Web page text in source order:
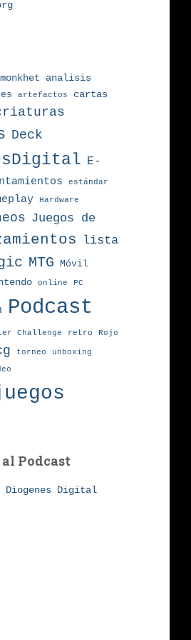
analisis
artefactos cartas
Deck
E-
estándar
Hardware
Juegos de
lista
MTG Móvil
online PC
Podcast
Challenge retro Rojo
torneo unboxing
Podcast
Diogenes Digital